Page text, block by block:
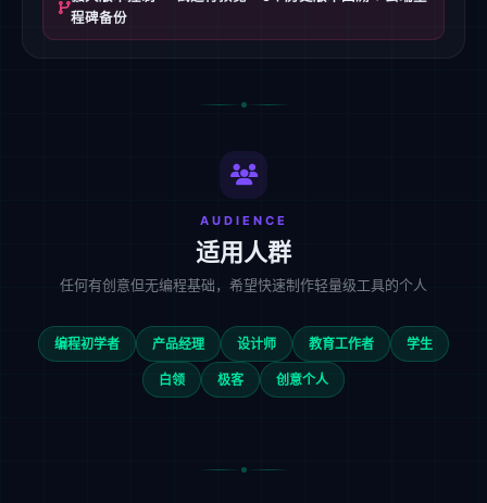
程碑备份
AUDIENCE
适用人群
任何有创意但无编程基础，希望快速制作轻量级工具的个人
编程初学者 产品经理 设计师 教育工作者 学生
白领 极客 创意个人